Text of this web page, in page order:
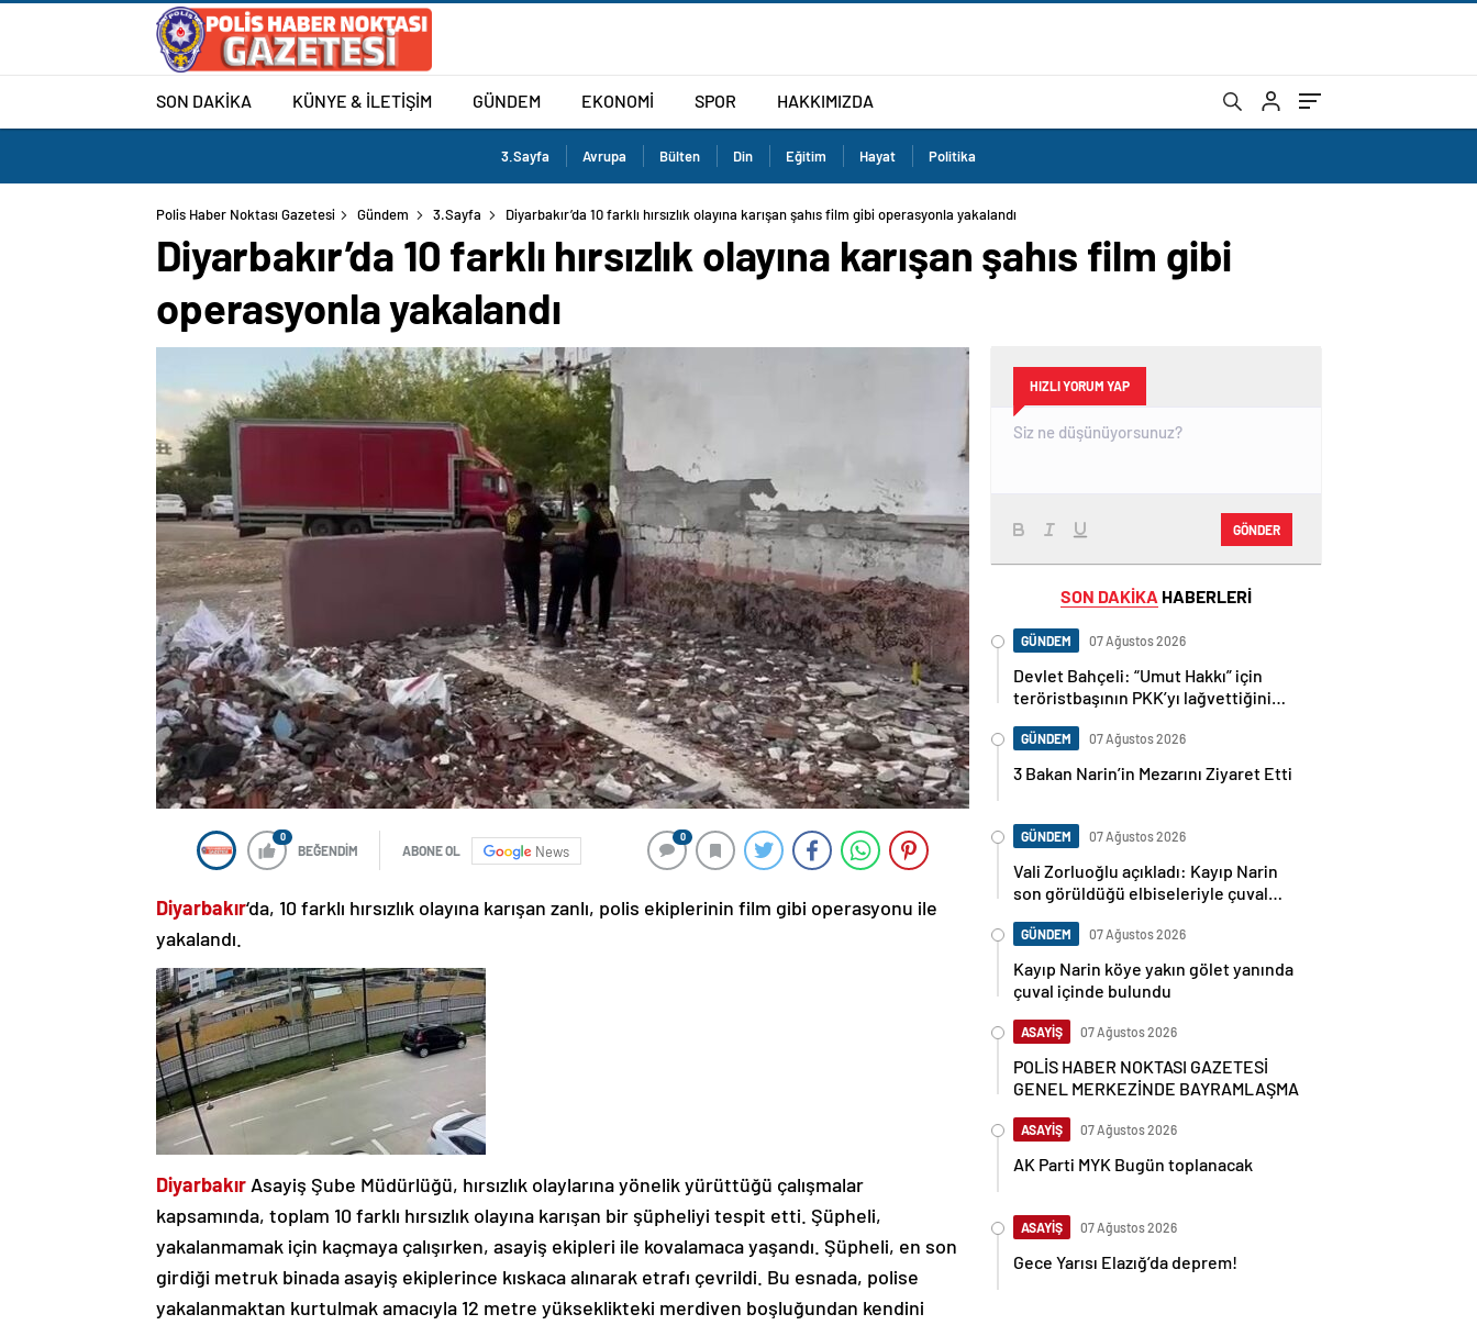
SON DAKİKA KÜNYE & İLETİŞİM GÜNDEM EKONOMİ SPOR HAKKIMIZDA
3.Sayfa Avrupa Bülten Din Eğitim Hayat Politika
Polis Haber Noktası Gazetesi Gündem 3.Sayfa Diyarbakır’da 10 farklı hırsızlık olayına karışan şahıs film gibi operasyonla yakalandı
Diyarbakır’da 10 farklı hırsızlık olayına karışan şahıs film gibi
operasyonla yakalandı
0
BEĞENDİM ABONE OL News
0
Diyarbakır‘da, 10 farklı hırsızlık olayına karışan zanlı, polis ekiplerinin film gibi operasyonu ile
yakalandı.
Diyarbakır Asayiş Şube Müdürlüğü, hırsızlık olaylarına yönelik yürüttüğü çalışmalar
kapsamında, toplam 10 farklı hırsızlık olayına karışan bir şüpheliyi tespit etti. Şüpheli,
yakalanmamak için kaçmaya çalışırken, asayiş ekipleri ile kovalamaca yaşandı. Şüpheli, en son
girdiği metruk binada asayiş ekiplerince kıskaca alınarak etrafı çevrildi. Bu esnada, polise
yakalanmaktan kurtulmak amacıyla 12 metre yükseklikteki merdiven boşluğundan kendini
HIZLI YORUM YAP
GÖNDER
SON DAKİKA HABERLERİ
GÜNDEM 07 Ağustos 2026
Devlet Bahçeli: “Umut Hakkı” için
teröristbaşının PKK’yı lağvettiğini
GÜNDEM 07 Ağustos 2026
3 Bakan Narin’in Mezarını Ziyaret Etti
GÜNDEM 07 Ağustos 2026
Vali Zorluoğlu açıkladı: Kayıp Narin
son görüldüğü elbiseleriyle çuval
GÜNDEM 07 Ağustos 2026
Kayıp Narin köye yakın gölet yanında
çuval içinde bulundu
ASAYİŞ 07 Ağustos 2026
POLİS HABER NOKTASI GAZETESİ
GENEL MERKEZİNDE BAYRAMLAŞMA
ASAYİŞ 07 Ağustos 2026
AK Parti MYK Bugün toplanacak
ASAYİŞ 07 Ağustos 2026
Gece Yarısı Elazığ’da deprem!